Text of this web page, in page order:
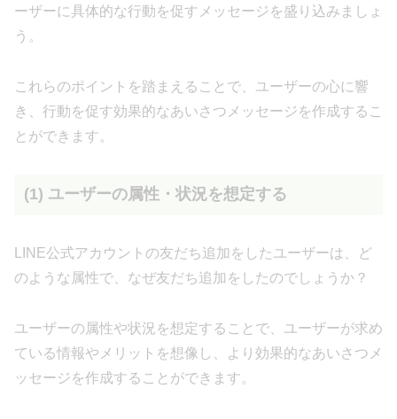
ーザーに具体的な行動を促すメッセージを盛り込みましょ
う。
これらのポイントを踏まえることで、ユーザーの心に響
き、行動を促す効果的なあいさつメッセージを作成するこ
とができます。
(1) ユーザーの属性・状況を想定する
LINE公式アカウントの友だち追加をしたユーザーは、ど
のような属性で、なぜ友だち追加をしたのでしょうか？
ユーザーの属性や状況を想定することで、ユーザーが求め
ている情報やメリットを想像し、より効果的なあいさつメ
ッセージを作成することができます。